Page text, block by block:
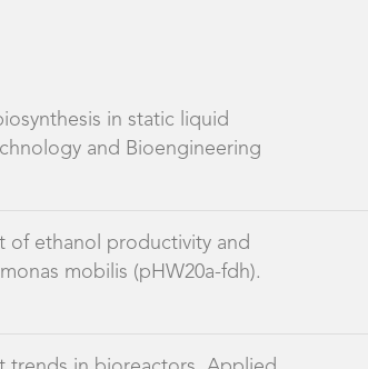
in static liquid
and Bioengineering
of ethanol productivity and
mobilis (pHW20a-fdh).